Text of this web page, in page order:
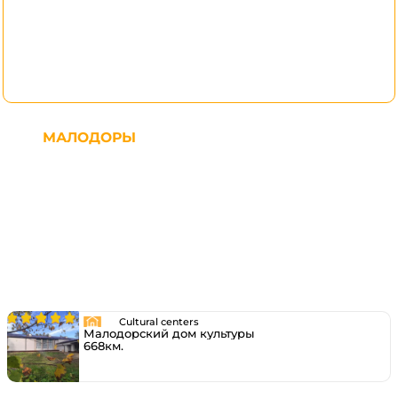
МАЛОДОРЫ
Cultural centers
Малодорский дом культуры
668км.